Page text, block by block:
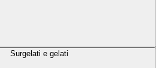
Surgelati e gelati